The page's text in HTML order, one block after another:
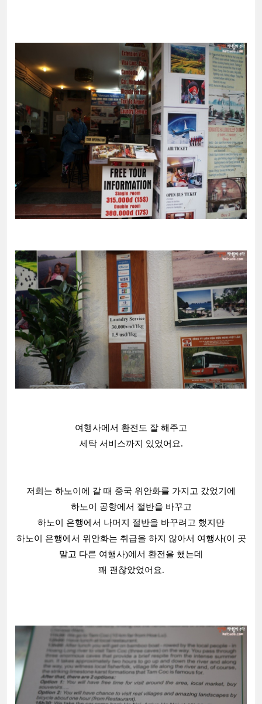
여행사에서 환전도 잘 해주고
세탁 서비스까지 있었어요.
저희는 하노이에 갈 때 중국 위안화를 가지고 갔었기에
하노이 공항에서 절반을 바꾸고
하노이 은행에서 나머지 절반을 바꾸려고 했지만
하노이 은행에서 위안화는 취급을 하지 않아서 여행사(이 곳
말고 다른 여행사)에서 환전을 했는데
꽤 괜찮았었어요.